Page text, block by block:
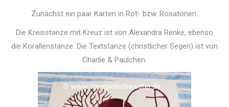
Zunächst ein paar Karten in Rot- bzw. Rosatönen:
Die Kreisstanze mit Kreuz ist von Alexandra Renke, ebenso
die Korallenstanze. Die Textstanze (christlicher Segen) ist von
Charlie & Paulchen.